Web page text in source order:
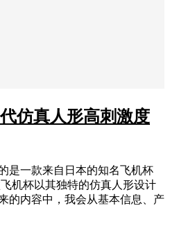
仿真人形高刺激度
是一款来自日本的知名飞机杯
机杯以其独特的仿真人形设计
的内容中，我会从基本信息、产